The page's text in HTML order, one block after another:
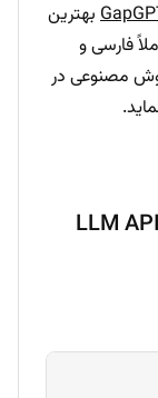
بهترین
فارسی و
مصنوعی در